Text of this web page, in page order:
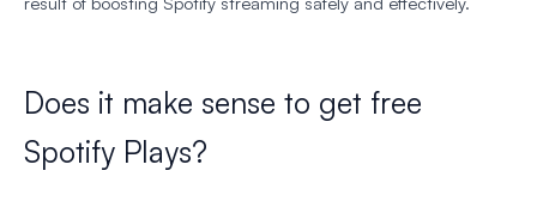
Does it make sense to get free
Spotify Plays?